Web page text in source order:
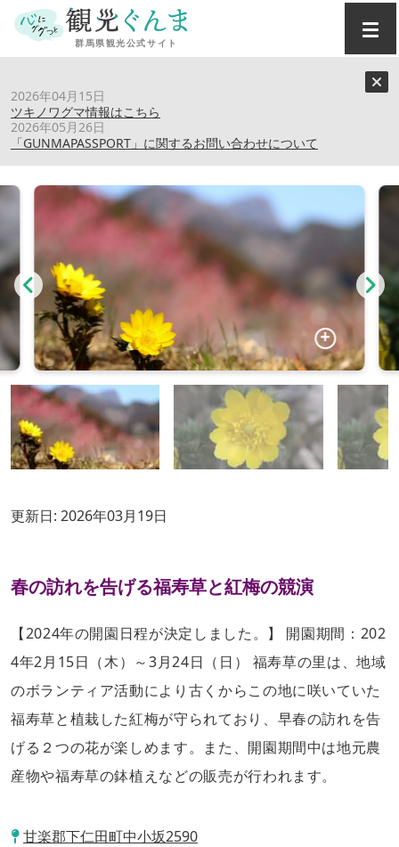
2026年04月15日
ツキノワグマ情報はこちら
2026年05月26日
「GUNMAPASSPORT」に関するお問い合わせについて
あぶだ福寿草の里
更新日: 2026年03月19日
春の訪れを告げる福寿草と紅梅の競演
【2024年の開園日程が決定しました。】 開園期間：202
4年2月15日（木）～3月24日（日） 福寿草の里は、地域
のボランティア活動により古くからこの地に咲いていた
福寿草と植栽した紅梅が守られており、早春の訪れを告
げる２つの花が楽しめます。また、開園期間中は地元農
産物や福寿草の鉢植えなどの販売が行われます。
甘楽郡下仁田町中小坂2590